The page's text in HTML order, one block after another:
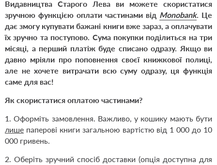
Видавництва Старого Лева ви можете скористатися
зручною функцією оплати частинами від Monobank. Це
дає змогу купувати бажані книги вже зараз, а оплачувати
їх зручно та поступово. Сума покупки поділиться на три
місяці, а перший платіж буде списано одразу. Якщо ви
давно мріяли про поповнення своєї книжкової полиці,
але не хочете витрачати всю суму одразу, ця функція
саме для вас!
Як скористатися оплатою частинами?
1. Оформіть замовлення. Важливо, у кошику мають бути
лише паперові книги загальною вартістю від 1 000 до 10
000 гривень.
2. Оберіть зручний спосіб доставки (опція доступна для